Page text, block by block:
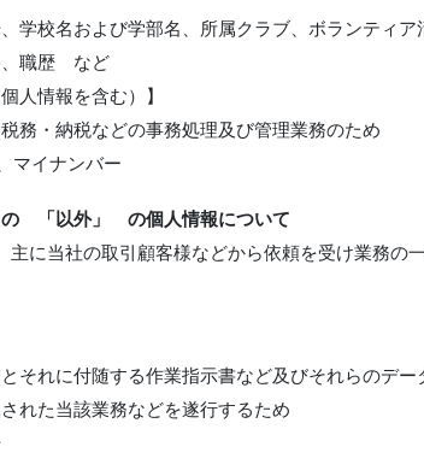
学校名および学部名、所属クラブ、ボランティア
、職歴 など
人情報を含む）】
・納税などの事務処理及び管理業務のため
マイナンバー
の 「以外」 の個人情報について
主に当社の取引顧客様などから依頼を受け業務
それに付随する作業指示書など及びそれらのデー
た当該業務などを遂行するため